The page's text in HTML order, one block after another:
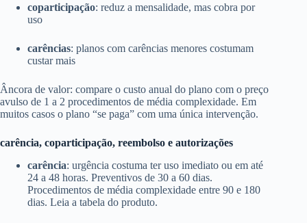
coparticipação: reduz a mensalidade, mas cobra por
uso
carências: planos com carências menores costumam
custar mais
Âncora de valor: compare o custo anual do plano com o preço
avulso de 1 a 2 procedimentos de média complexidade. Em
muitos casos o plano “se paga” com uma única intervenção.
carência, coparticipação, reembolso e autorizações
carência: urgência costuma ter uso imediato ou em até
24 a 48 horas. Preventivos de 30 a 60 dias.
Procedimentos de média complexidade entre 90 e 180
dias. Leia a tabela do produto.